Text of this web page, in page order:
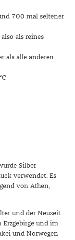
700 mal seltener
als reines
als alle anderen
Silber
verwendet. Es
von Athen,
und der Neuzeit
Erzgebirge und im
und Norwegen